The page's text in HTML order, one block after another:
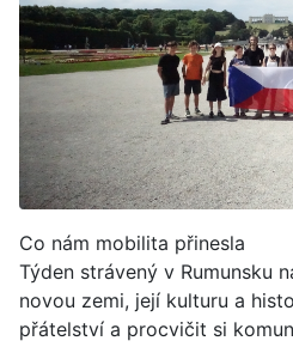
Co nám mobilita přinesla
Týden strávený v Rumunsku
novou zemi, její kulturu a
přátelství a procvičit si